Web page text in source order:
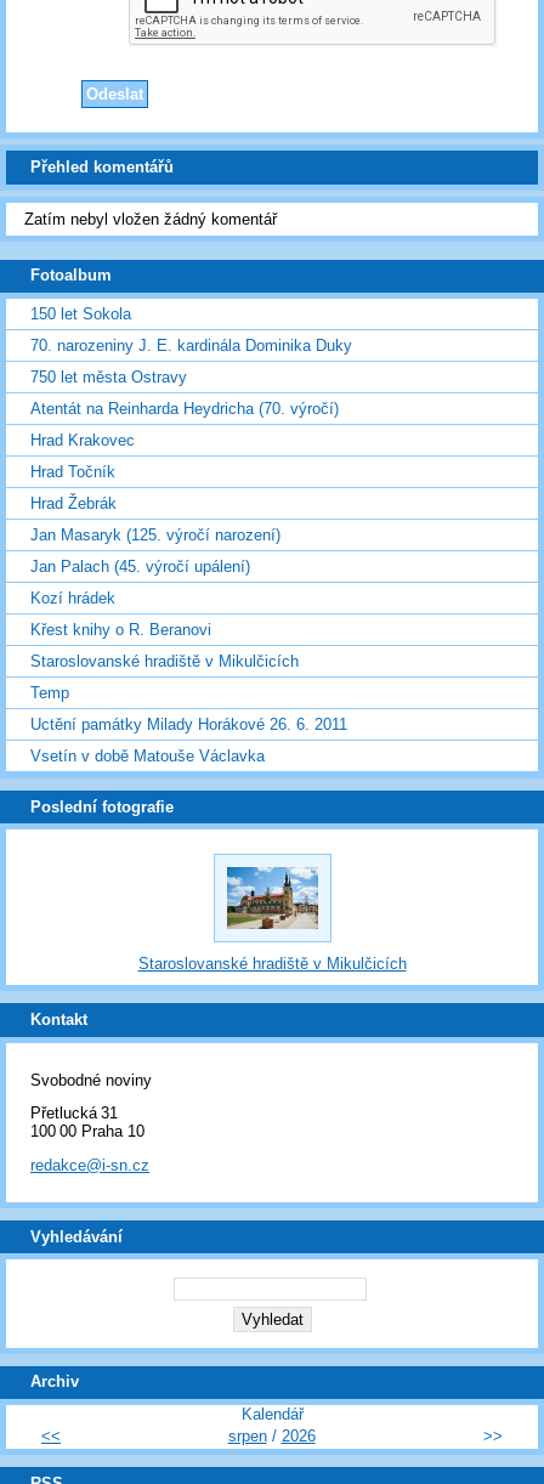
Přehled komentářů
Zatím nebyl vložen žádný komentář
Fotoalbum
150 let Sokola
70. narozeniny J. E. kardinála Dominika Duky
750 let města Ostravy
Atentát na Reinharda Heydricha (70. výročí)
Hrad Krakovec
Hrad Točník
Hrad Žebrák
Jan Masaryk (125. výročí narození)
Jan Palach (45. výročí upálení)
Kozí hrádek
Křest knihy o R. Beranovi
Staroslovanské hradiště v Mikulčicích
Temp
Uctění památky Milady Horákové 26. 6. 2011
Vsetín v době Matouše Václavka
Poslední fotografie
Staroslovanské hradiště v Mikulčicích
Kontakt
Svobodné noviny
Přetlucká 31
100 00 Praha 10
redakce@i-sn.cz
Vyhledávání
Archiv
Kalendář
<<
srpen/ 2026 >>